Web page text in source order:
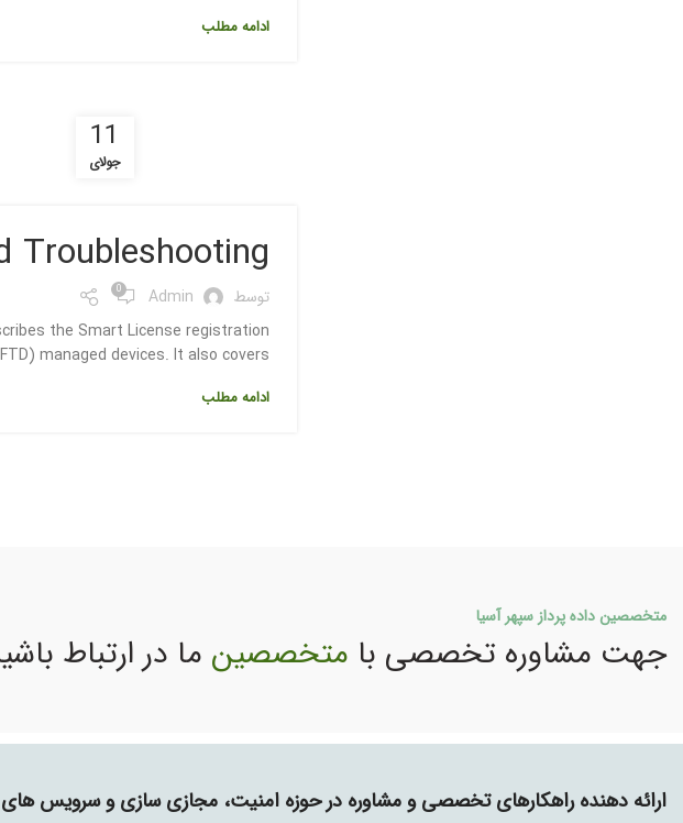
ادامه مطلب
11
جولای
Troubleshooting
توسط Admin
0
the Smart License registration
managed devices. It also covers...
ادامه مطلب
متخصصین داده پرداز سپهر آسیا
جهت مشاوره تخصصی با متخصصین ما در ارتباط
ارائه دهنده راهکارهای تخصصی و مشاوره در حوزه امنیت، مجازی سازی و سرویس